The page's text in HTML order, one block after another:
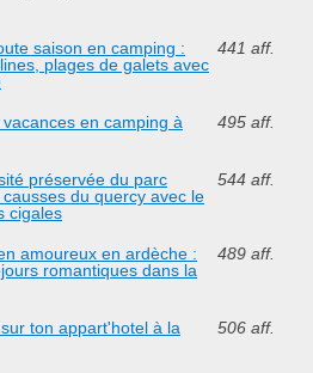
saison en camping :
plages de galets avec
441 aff.
en camping à
495 aff.
préservée du parc
du quercy avec le
cigales
544 aff.
amoureux en ardèche :
romantiques dans la
489 aff.
ton appart'hotel à la
506 aff.